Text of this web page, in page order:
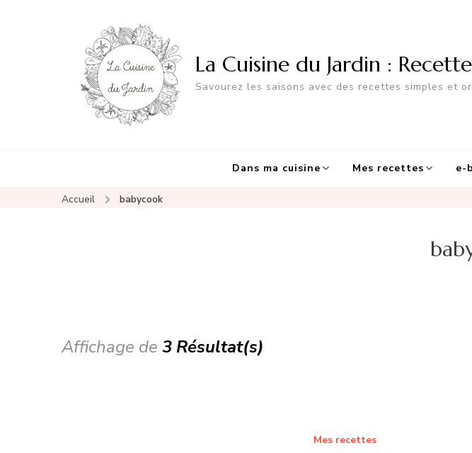
La Cuisine du Jardin :
Savourez les saisons avec des recettes simples et
Dans ma cuisine Mes recettes e-
Accueil babycook
Affichage de 3 Résultat(s)
Mes recettes